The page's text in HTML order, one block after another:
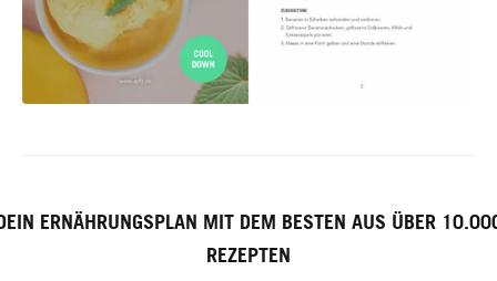
ERNÄHRUNGSPLAN MIT DEM BESTEN AUS ÜBER
REZEPTEN